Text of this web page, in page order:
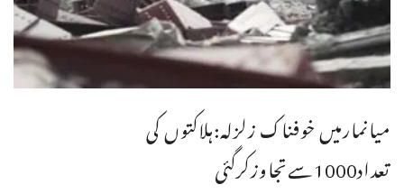
میانمارمیں خوفناک زلزلہ:ہلاکتوں کی
تعداد1000سےتجاوزکرگئی